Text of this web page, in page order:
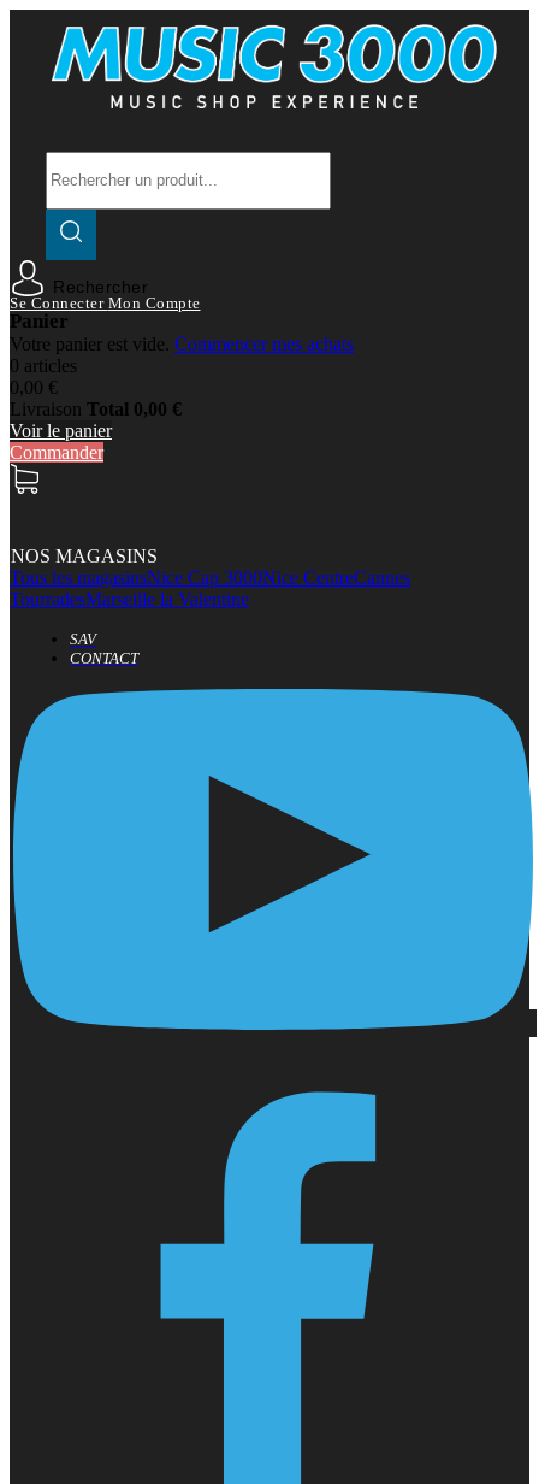
Rechercher
Se Connecter Mon Compte
Panier
Votre panier est vide. Commencer mes achats
0 articles
0,00 €
Livraison Total 0,00 €
Voir le panier
Commander
NOS MAGASINS
Tous les magasinsNice Cap 3000Nice CentreCannes
TourradesMarseille la Valentine
SAV
CONTACT